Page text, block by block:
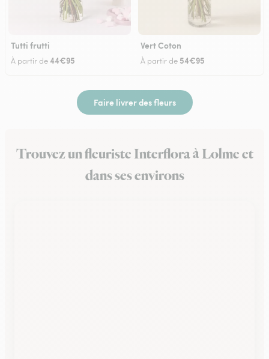
Tutti frutti
À partir de44€95
Vert Coton
À partir de 54€95
Faire livrer des fleurs
Trouvez un fleuriste Interflora à Lolme et
dans ses environs